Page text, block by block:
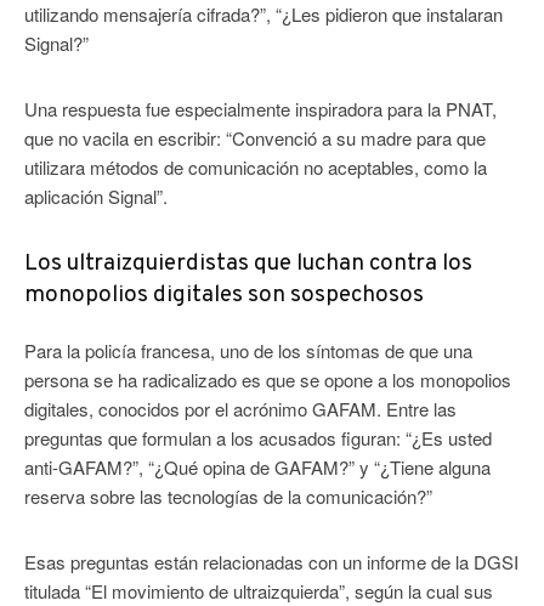
utilizando mensajería cifrada?”, “¿Les pidieron que instalaran
Signal?”
Una respuesta fue especialmente inspiradora para la PNAT,
que no vacila en escribir: “Convenció a su madre para que
utilizara métodos de comunicación no aceptables, como la
aplicación Signal”.
Los ultraizquierdistas que luchan contra los
monopolios digitales son sospechosos
Para la policía francesa, uno de los síntomas de que una
persona se ha radicalizado es que se opone a los monopolios
digitales, conocidos por el acrónimo GAFAM. Entre las
preguntas que formulan a los acusados figuran: “¿Es usted
anti-GAFAM?”, “¿Qué opina de GAFAM?” y “¿Tiene alguna
reserva sobre las tecnologías de la comunicación?”
Esas preguntas están relacionadas con un informe de la DGSI
titulada “El movimiento de ultraizquierda”, según la cual sus